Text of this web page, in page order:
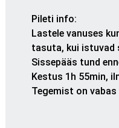
Pileti info:
Lastele vanuses
tasuta, kui istuvad
Sissepääs tund
Kestus 1h 55min,
Tegemist on